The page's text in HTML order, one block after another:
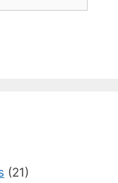
(21)